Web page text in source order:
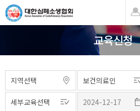
교육신청